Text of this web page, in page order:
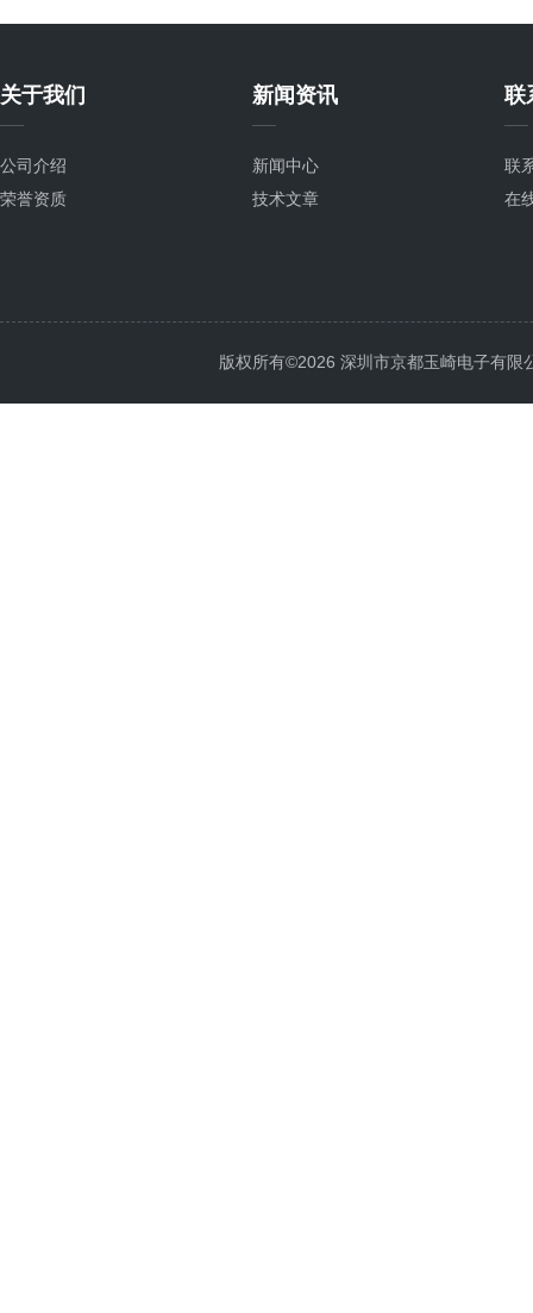
关于我们
公司介绍
荣誉资质
新闻资讯
新闻中心
技术文章
联
联
在
版权所有©2026 深圳市京都玉崎电子有